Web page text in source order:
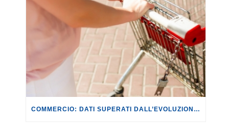
COMMERCIO: DATI SUPERATI DALL’EVOLUZIONE DEI FATTI. CON IL CONFLITTO IN MEDIO ORIENTE SI RISCHIANO RIPERCUSSIONI PER LE FAMIGLIE DI +649,64 EURO ANNUI.